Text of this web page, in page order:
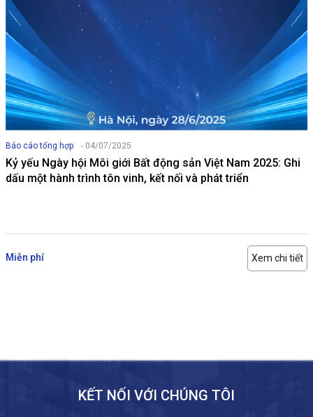
Báo cáo tổng hợp - 04/07/2025
Kỷ yếu Ngày hội Môi giới Bất động sản Việt Nam 2025: Ghi
dấu một hành trình tôn vinh, kết nối và phát triển
Miễn phí Xem chi tiết
KẾT NỐI VỚI CHÚNG TÔI